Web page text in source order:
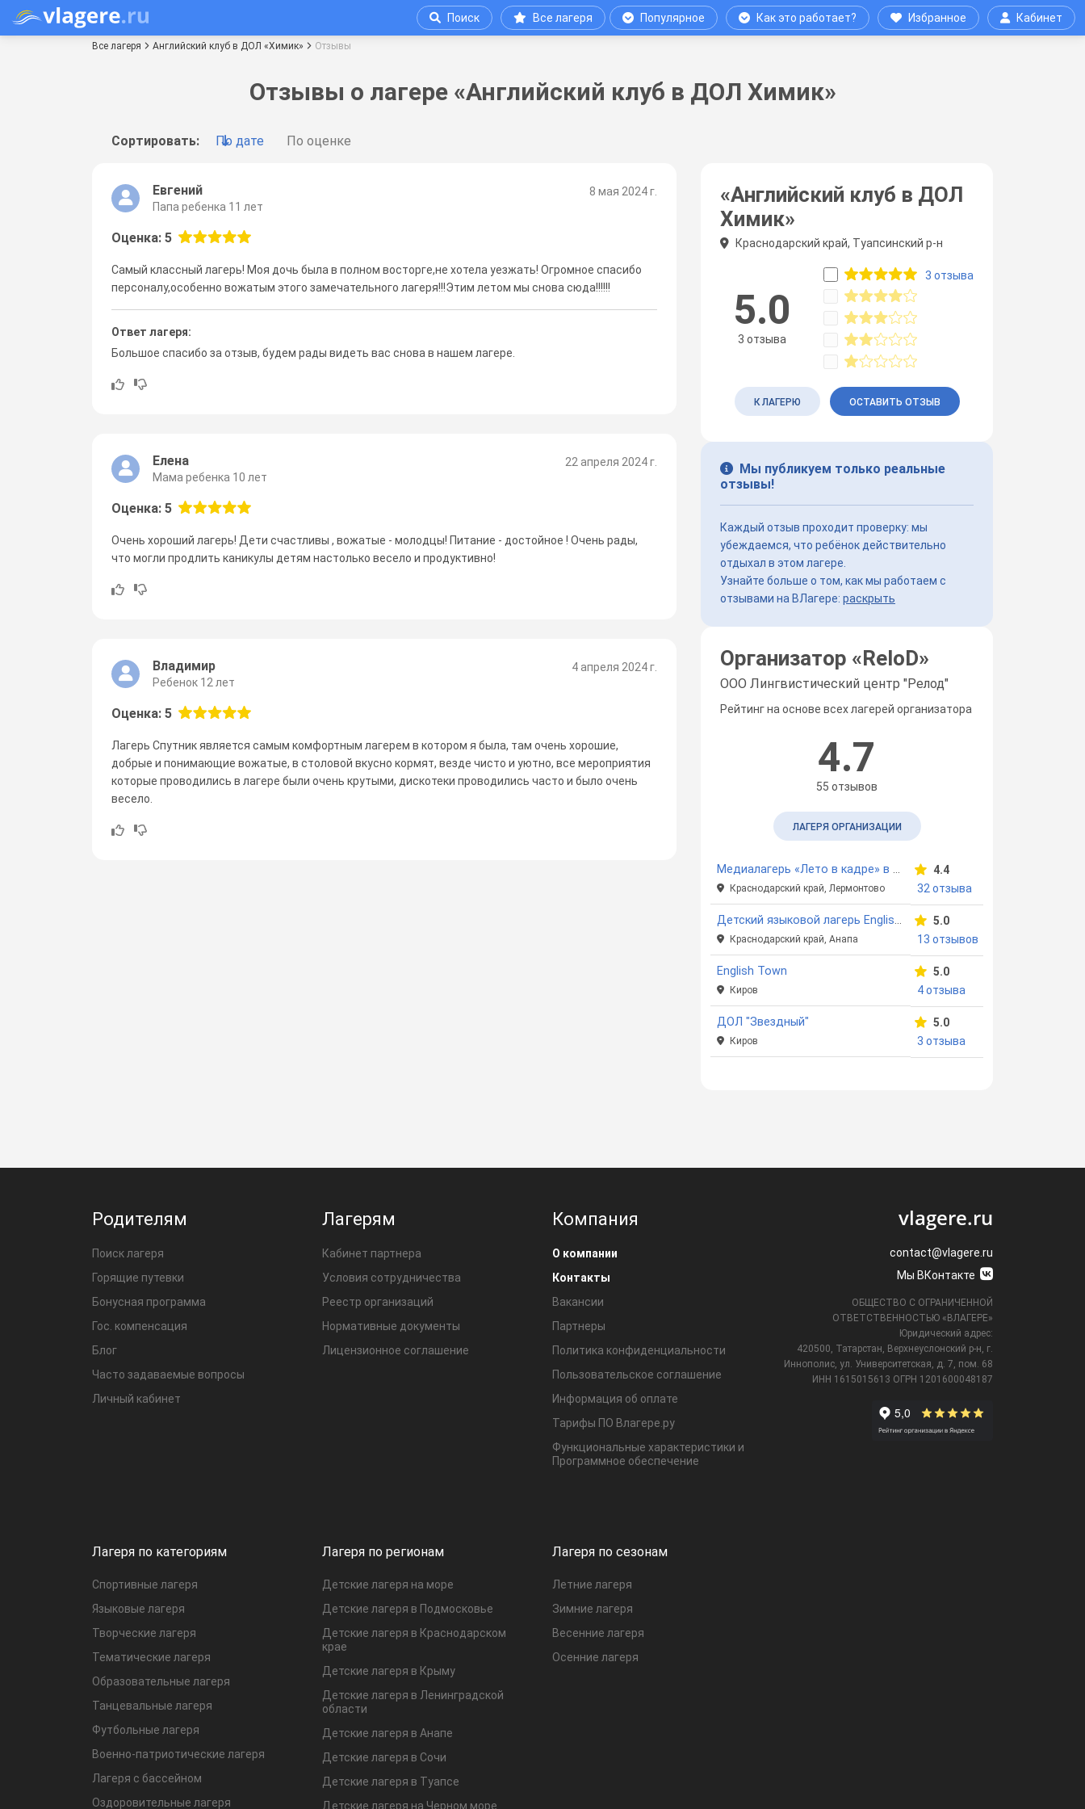
Поиск Все лагеря Популярное Как это работает? Избранное Кабинет
Все лагеря Английский клуб в ДОЛ «Химик» Отзывы
Отзывы о лагере «Английский клуб в ДОЛ Химик»
Сортировать: По дате По оценке
8 мая 2024 г.
Евгений
Папа ребенка 11 лет
Оценка: 5
Самый классный лагерь! Моя дочь была в полном восторге,не хотела уезжать! Огромное спасибо
персоналу,особенно вожатым этого замечательного лагеря!!!Этим летом мы снова сюда!!!!!!
Ответ лагеря:
Большое спасибо за отзыв, будем рады видеть вас снова в нашем лагере.
22 апреля 2024 г.
Елена
Мама ребенка 10 лет
Оценка: 5
Очень хороший лагерь! Дети счастливы , вожатые - молодцы! Питание - достойное ! Очень рады,
что могли продлить каникулы детям настолько весело и продуктивно!
4 апреля 2024 г.
Владимир
Ребенок 12 лет
Оценка: 5
Лагерь Спутник является самым комфортным лагерем в котором я была, там очень хорошие,
добрые и понимающие вожатые, в столовой вкусно кормят, везде чисто и уютно, все мероприятия
которые проводились в лагере были очень крутыми, дискотеки проводились часто и было очень
весело.
«Английский клуб в ДОЛ
Химик»
Краснодарский край, Туапсинский р-н
5.0
3 отзыва
3 отзыва
К ЛАГЕРЮ ОСТАВИТЬ ОТЗЫВ
Мы публикуем только реальные
отзывы!
Каждый отзыв проходит проверку: мы
убеждаемся, что ребёнок действительно
отдыхал в этом лагере.
Узнайте больше о том, как мы работаем с
отзывами на ВЛагере: раскрыть
Организатор «ReloD»
ООО Лингвистический центр "Релод"
Рейтинг на основе всех лагерей организатора
4.7
55 отзывов
ЛАГЕРЯ ОРГАНИЗАЦИИ
Медиалагерь «Лето в кадре» в ДОЛ «Солнечный берег»
Краснодарский край, Лермонтово
4.4
32 отзыва
Детский языковой лагерь English Camp
Краснодарский край, Анапа
5.0
13 отзывов
English Town
Киров
5.0
4 отзыва
ДОЛ "Звездный"
Киров
5.0
3 отзыва
Родителям
Поиск лагеря
Горящие путевки
Бонусная программа
Гос. компенсация
Блог
Часто задаваемые вопросы
Личный кабинет
Лагерям
Кабинет партнера
Условия сотрудничества
Реестр организаций
Нормативные документы
Лицензионное соглашение
Компания
О компании
Контакты
Вакансии
Партнеры
Политика конфиденциальности
Пользовательское соглашение
Информация об оплате
Тарифы ПО Влагере.ру
Функциональные характеристики и
Программное обеспечение
Лагеря по категориям
Спортивные лагеря
Языковые лагеря
Творческие лагеря
Тематические лагеря
Образовательные лагеря
Танцевальные лагеря
Футбольные лагеря
Военно-патриотические лагеря
Лагеря с бассейном
Оздоровительные лагеря
Лагеря по регионам
Детские лагеря на море
Детские лагеря в Подмосковье
Детские лагеря в Краснодарском
крае
Детские лагеря в Крыму
Детские лагеря в Ленинградской
области
Детские лагеря в Анапе
Детские лагеря в Сочи
Детские лагеря в Туапсе
Детские лагеря на Черном море
Лагеря по сезонам
Летние лагеря
Зимние лагеря
Весенние лагеря
Осенние лагеря
vlagere.ru
contact@vlagere.ru
Мы ВКонтакте
ОБЩЕСТВО С ОГРАНИЧЕННОЙ
ОТВЕТСТВЕННОСТЬЮ «ВЛАГЕРЕ»
Юридический адрес:
420500, Татарстан, Верхнеуслонский р-н, г.
Иннополис, ул. Университетская,
д. 7, пом. 68
ИНН 1615015613 ОГРН 1201600048187